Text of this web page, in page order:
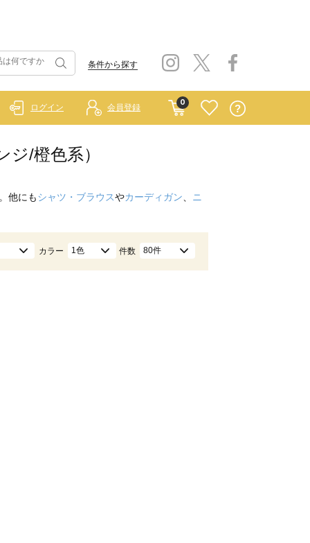
条件から探す
0
ログイン 会員登録
/橙色系）
他にもシャツ・ブラウスやカーディガン
ニ
カラー 1色 件数 80件